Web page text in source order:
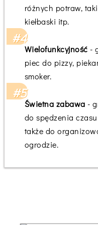
różnych potraw,
kiełbaski itp.
Wielofunkcyjność -
piec do pizzy,
smoker.
Świetna zabawa -
do spędzenia
także do
ogrodzie.